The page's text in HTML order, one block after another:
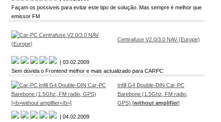
Façam os possiveis para evitar este tipo de solução. Mas sempre é melhor que
emissor FM
Centrafuse V2.0/3.0 NAV (Europe)
| 03.02.2009
Sem dúvida o Frontend melhor e mais actualizado para CARPC
Infill G4 Double-DIN Car-PC
Barebone (1.5Ghz, FM radio,
GPS) [without amplifier]
| 04.02.2009